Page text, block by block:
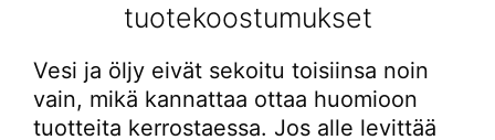
tuotekoostumukset
Vesi ja öljy eivät sekoitu toisiinsa noin
vain, mikä kannattaa ottaa huomioon
tuotteita kerrostaessa. Jos alle levittää